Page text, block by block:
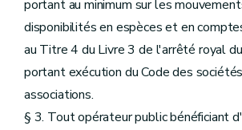
portant au minimum sur les
disponibilités en espèces et en
au Titre 4 du Livre 3 de l'arrêté royal
portant exécution du Code des
associations.
§ 3. Tout opérateur public bénéficiant